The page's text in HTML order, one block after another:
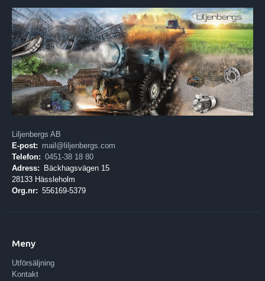
Liljenbergs AB
E-post: mail@liljenbergs.com
Telefon: 0451-38 18 80
Adress:
Bäckhagsvägen 15
28133 Hässleholm
Org.nr: 556169-5379
Meny
Utförsäljning
Kontakt